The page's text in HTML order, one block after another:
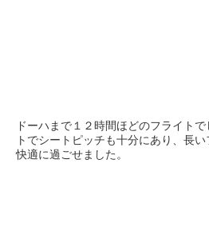
ドーハまで１２時間ほどのフライト
トでシートピッチも十分にあり、長
快適に過ごせました。